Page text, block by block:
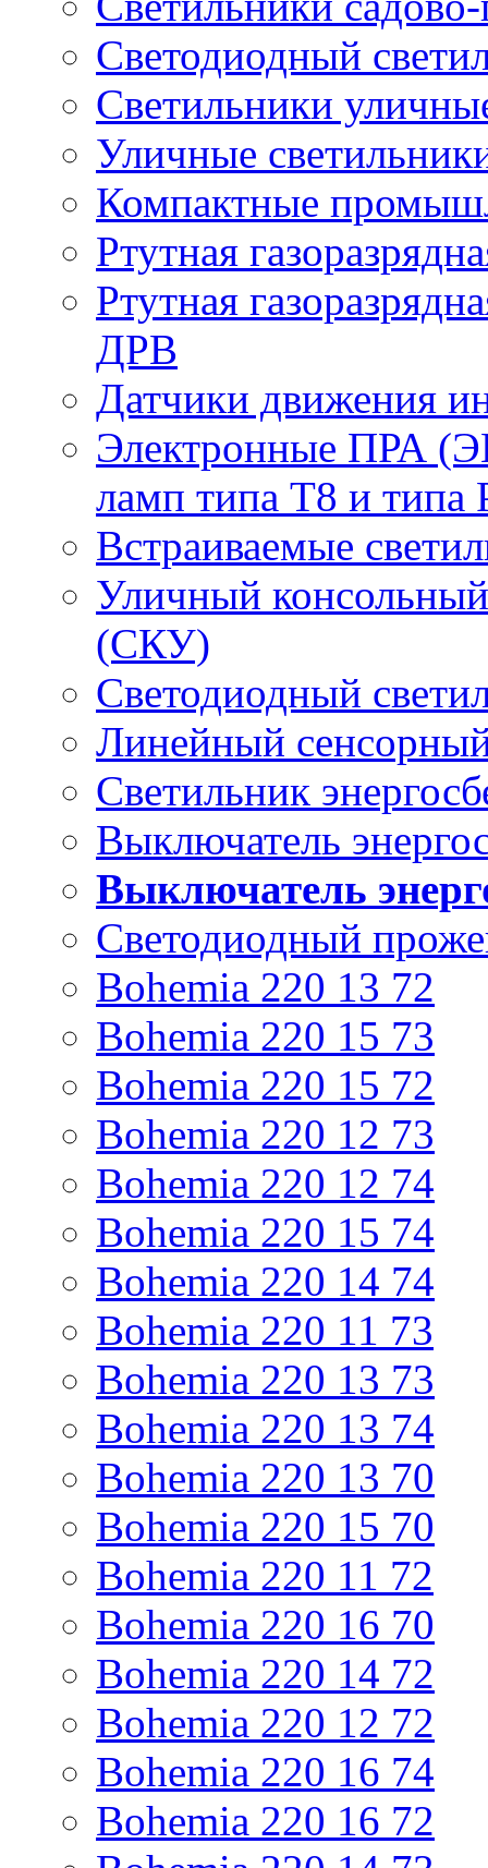
Светодиодный
Светильники
Уличные
Компактные
Ртутная
Ртутная
ДРВ
Датчики движения
Электронные ПРА
ламп типа Т8 и типа
Встраиваемые
Уличный
(СКУ)
Светодиодный
Линейный
Светильник
Выключатель
Выключатель
Светодиодный
Bohemia 220 13 72
Bohemia 220 15 73
Bohemia 220 15 72
Bohemia 220 12 73
Bohemia 220 12 74
Bohemia 220 15 74
Bohemia 220 14 74
Bohemia 220 11 73
Bohemia 220 13 73
Bohemia 220 13 74
Bohemia 220 13 70
Bohemia 220 15 70
Bohemia 220 11 72
Bohemia 220 16 70
Bohemia 220 14 72
Bohemia 220 12 72
Bohemia 220 16 74
Bohemia 220 16 72